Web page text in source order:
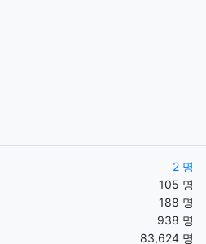
2 명
105 명
188 명
938 명
83,624 명